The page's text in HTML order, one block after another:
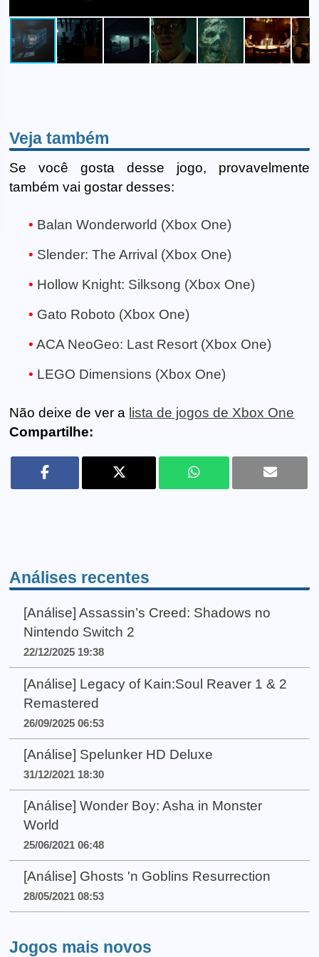
Veja também
Se você gosta desse jogo, provavelmente
também vai gostar desses:
Balan Wonderworld (Xbox One)
Slender: The Arrival (Xbox One)
Hollow Knight: Silksong (Xbox One)
Gato Roboto (Xbox One)
ACA NeoGeo: Last Resort (Xbox One)
LEGO Dimensions (Xbox One)
Não deixe de ver a lista de jogos de Xbox One
Compartilhe:
Análises recentes
[Análise] Assassin’s Creed: Shadows no
Nintendo Switch 2
22/12/2025 19:38
[Análise] Legacy of Kain:Soul Reaver 1 & 2
Remastered
26/09/2025 06:53
[Análise] Spelunker HD Deluxe
31/12/2021 18:30
[Análise] Wonder Boy: Asha in Monster
World
25/06/2021 06:48
[Análise] Ghosts 'n Goblins Resurrection
28/05/2021 08:53
Jogos mais novos